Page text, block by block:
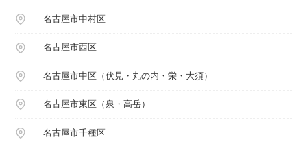
名古屋市中村区
名古屋市西区
名古屋市中区（伏見・丸の内・栄・大須）
名古屋市東区（泉・高岳）
名古屋市千種区